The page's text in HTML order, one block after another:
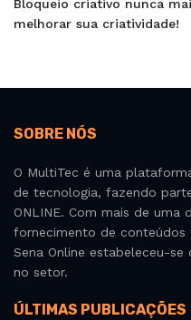
Bloqueio criativo nunca
melhorar sua criatividade!
SOBRE NÓS
O MultiTec é uma
de tecnologia, fazendo
ONLINE. Com mais de uma
fornecimento de conteúdos
Sena Online estabeleceu-
no setor.
ÚLTIMAS PUBLICAÇÕES